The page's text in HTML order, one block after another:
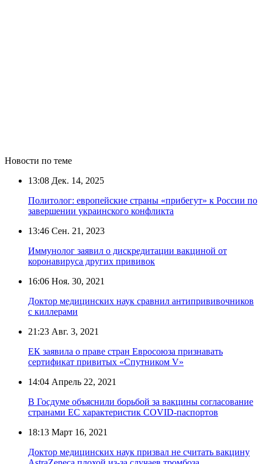
Новости по теме
13:08 Дек. 14, 2025
Политолог: европейские страны «прибегут» к России по
завершении украинского конфликта
13:46 Сен. 21, 2023
Иммунолог заявил о дискредитации вакциной от
коронавируса других прививок
16:06 Ноя. 30, 2021
Доктор медицинских наук сравнил антипрививочников
с киллерами
21:23 Авг. 3, 2021
ЕК заявила о праве стран Евросоюза признавать
сертификат привитых «Спутником V»
14:04 Апрель 22, 2021
В Госдуме объяснили борьбой за вакцины согласование
странами ЕС характеристик COVID-паспортов
18:13 Март 16, 2021
Доктор медицинских наук призвал не считать вакцину